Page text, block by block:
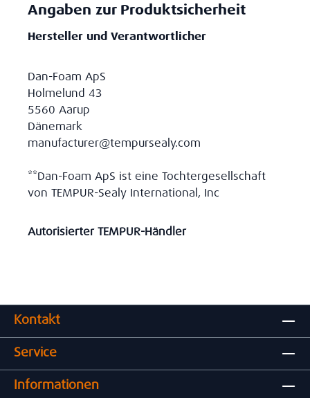
Angaben zur Produktsicherheit
Hersteller und Verantwortlicher
Dan-Foam ApS
Holmelund 43
5560 Aarup
Dänemark
manufacturer@tempursealy.com
**Dan-Foam ApS ist eine Tochtergesellschaft
von TEMPUR-Sealy International, Inc
Autorisierter TEMPUR-Händler
Kontakt
Service
Informationen